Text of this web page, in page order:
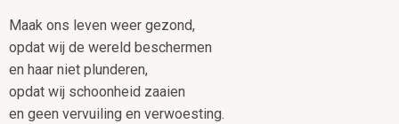
Maak ons leven weer gezond,
opdat wij de wereld beschermen
en haar niet plunderen,
opdat wij schoonheid zaaien
en geen vervuiling en verwoesting.